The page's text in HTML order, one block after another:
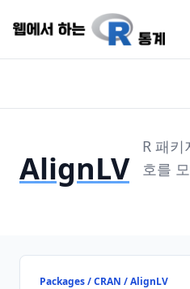
AlignLV
R 패
호를
Packages / CRAN / AlignLV